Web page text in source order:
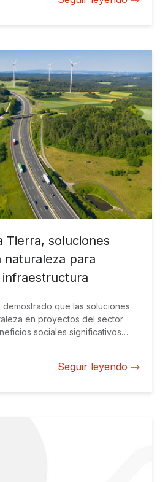
innovación y contribución a la
Tierra, soluciones
naturaleza para
demostrado que las soluciones
en proyectos del sector
sociales significativos
Seguir leyendo